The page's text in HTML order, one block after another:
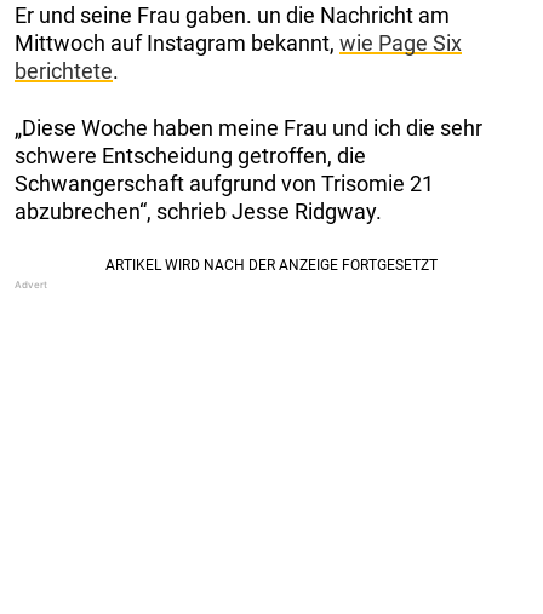
Er und seine Frau gaben. un die Nachricht am
Mittwoch auf Instagram bekannt, wie Page Six
berichtete.
„Diese Woche haben meine Frau und ich die sehr
schwere Entscheidung getroffen, die
Schwangerschaft aufgrund von Trisomie 21
abzubrechen“, schrieb Jesse Ridgway.